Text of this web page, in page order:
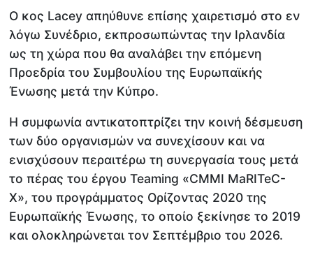
Ο κος Lacey απηύθυνε επίσης χαιρετισμό στο εν
λόγω Συνέδριο, εκπροσωπώντας την Ιρλανδία
ως τη χώρα που θα αναλάβει την επόμενη
Προεδρία του Συμβουλίου της Ευρωπαϊκής
Ένωσης μετά την Κύπρο.
Η συμφωνία αντικατοπτρίζει την κοινή δέσμευση
των δύο οργανισμών να συνεχίσουν και να
ενισχύσουν περαιτέρω τη συνεργασία τους μετά
το πέρας του έργου Teaming «CMMI MaRITeC-
X», του προγράμματος Ορίζοντας 2020 της
Ευρωπαϊκής Ένωσης, το οποίο ξεκίνησε το 2019
και ολοκληρώνεται τον Σεπτέμβριο του 2026.